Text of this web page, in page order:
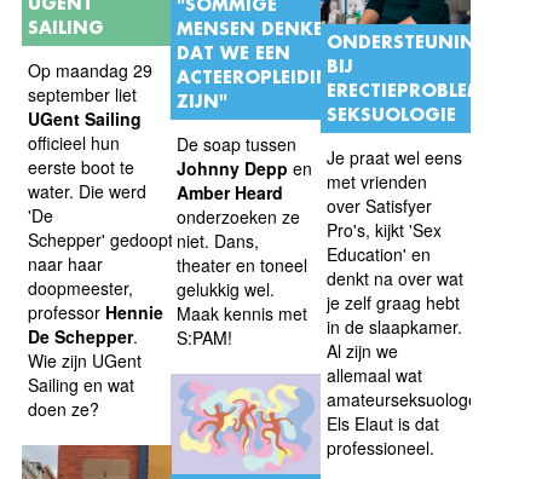
SAILING
Op maandag 29
september liet
UGent Sailing
officieel hun
eerste boot te
water. Die werd
'De
Schepper' gedoopt
naar haar
doopmeester,
professor Hennie
De Schepper.
Wie zijn UGent
Sailing en wat
doen ze?
MENSEN DENKEN
DAT WE EEN
ACTEEROPLEIDING
ZIJN"
De soap tussen
Johnny Depp en
Amber Heard
onderzoeken ze
niet. Dans,
theater en toneel
gelukkig wel.
Maak kennis met
S:PAM!
ONDERSTEUNING
BIJ
ERECTIEPROBLEMEN:
SEKSUOLOGIE
Je praat wel eens
met vrienden
over Satisfyer
Pro's, kijkt 'Sex
Education' en
denkt na over wat
je zelf graag hebt
in de slaapkamer.
Al zijn we
allemaal wat
amateurseksuologen,
Els Elaut is dat
professioneel.